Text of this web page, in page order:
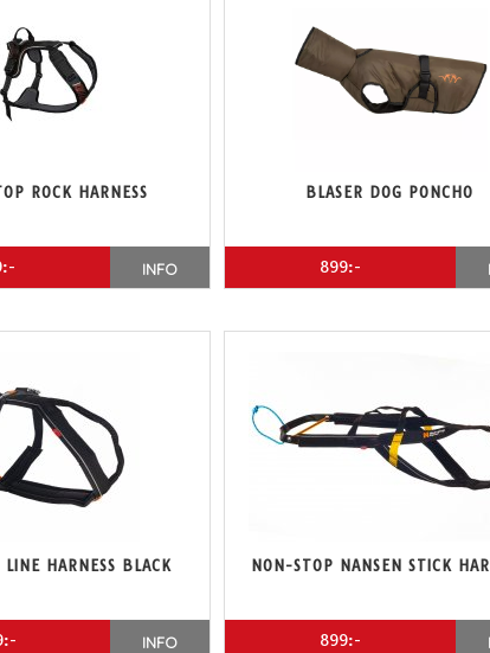
ROCK HARNESS
INFO
BLASER DOG PONCHO
899:-
HARNESS BLACK
INFO
NON-STOP NANSEN STICK
899:-